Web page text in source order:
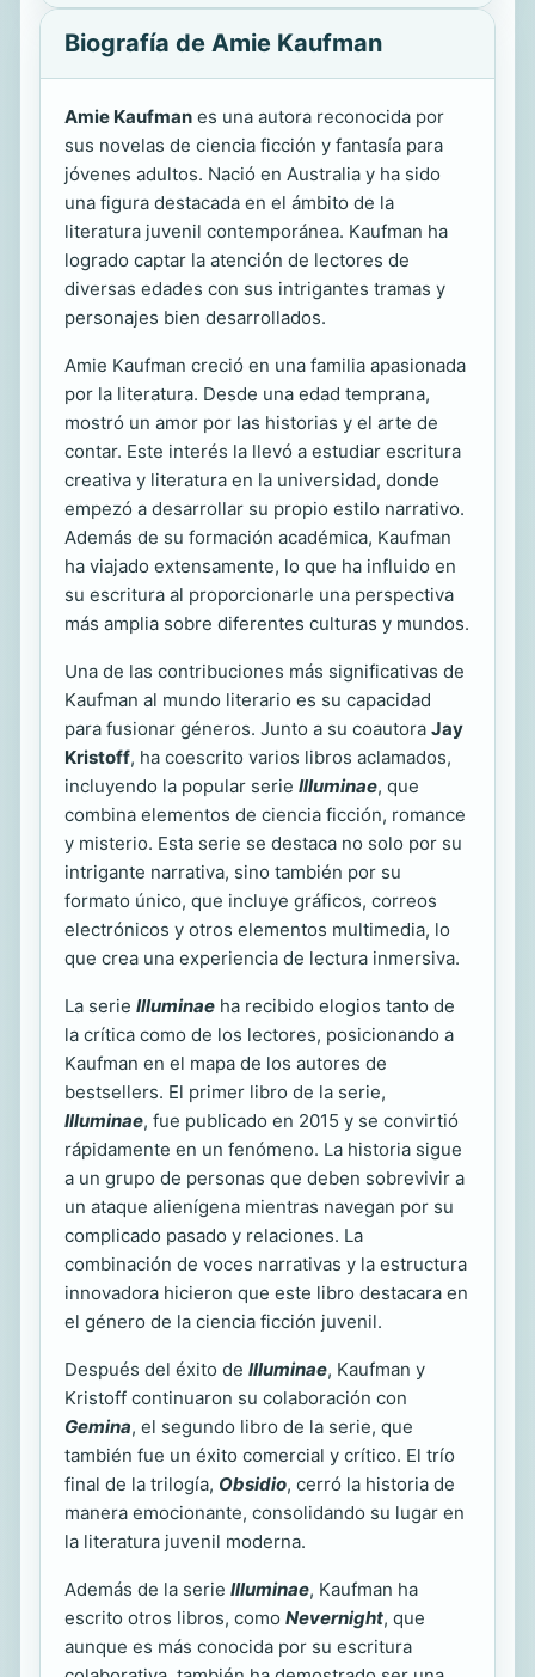
Biografía de Amie Kaufman
Amie Kaufman es una autora reconocida por
sus novelas de ciencia ficción y fantasía para
jóvenes adultos. Nació en Australia y ha sido
una figura destacada en el ámbito de la
literatura juvenil contemporánea. Kaufman ha
logrado captar la atención de lectores de
diversas edades con sus intrigantes tramas y
personajes bien desarrollados.
Amie Kaufman creció en una familia apasionada
por la literatura. Desde una edad temprana,
mostró un amor por las historias y el arte de
contar. Este interés la llevó a estudiar escritura
creativa y literatura en la universidad, donde
empezó a desarrollar su propio estilo narrativo.
Además de su formación académica, Kaufman
ha viajado extensamente, lo que ha influido en
su escritura al proporcionarle una perspectiva
más amplia sobre diferentes culturas y mundos.
Una de las contribuciones más significativas de
Kaufman al mundo literario es su capacidad
para fusionar géneros. Junto a su coautora Jay
Kristoff, ha coescrito varios libros aclamados,
incluyendo la popular serie Illuminae, que
combina elementos de ciencia ficción, romance
y misterio. Esta serie se destaca no solo por su
intrigante narrativa, sino también por su
formato único, que incluye gráficos, correos
electrónicos y otros elementos multimedia, lo
que crea una experiencia de lectura inmersiva.
La serie Illuminae ha recibido elogios tanto de
la crítica como de los lectores, posicionando a
Kaufman en el mapa de los autores de
bestsellers. El primer libro de la serie,
Illuminae, fue publicado en 2015 y se convirtió
rápidamente en un fenómeno. La historia sigue
a un grupo de personas que deben sobrevivir a
un ataque alienígena mientras navegan por su
complicado pasado y relaciones. La
combinación de voces narrativas y la estructura
innovadora hicieron que este libro destacara en
el género de la ciencia ficción juvenil.
Después del éxito de Illuminae, Kaufman y
Kristoff continuaron su colaboración con
Gemina, el segundo libro de la serie, que
también fue un éxito comercial y crítico. El trío
final de la trilogía, Obsidio, cerró la historia de
manera emocionante, consolidando su lugar en
la literatura juvenil moderna.
Además de la serie Illuminae, Kaufman ha
escrito otros libros, como Nevernight, que
aunque es más conocida por su escritura